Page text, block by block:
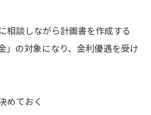
相談しながら計画書を作成する
」の対象になり、金利優遇を受け
めておく